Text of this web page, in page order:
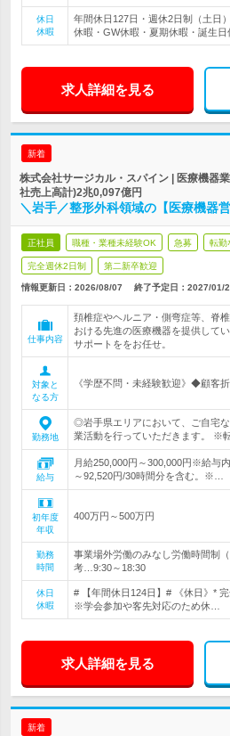
休日
休暇
年間休日127日・週休2日制（土日
休暇・GW休暇・夏期休暇・誕生
求人詳細を見る
新着
株式会社サージカル・スパイン | 医療機器
社売上高計)2兆0,097億円
＼岩手／整形外科領域の【医療機器
正社員 職種・業種未経験OK 急募 転勤
完全週休2日制 第二新卒歓迎
情報更新日：2026/08/07 終了予定日： 2027/01/
仕事内容
頚椎症やヘルニア・側弯症等、脊
おける先進の医療機器を提供して
サポートををお任せ。
対象と
なる方
《学歴不問・未経験歓迎》◆顧客
勤務地
◎岩手県エリアにおいて、ご自宅
業活動を行っていただきます。 ※
給与
月給250,000円～300,000円※給与
～92,520円/30時間分を含む。※…
初年度
年収
400万円～500万円
勤務
時間
事業場外労働のみなし労働時間制
考…9:30～18:30
休日
休暇
# 【年間休日124日】# 《休日》*
※学会参加や客先対応のため休…
求人詳細を見る
新着